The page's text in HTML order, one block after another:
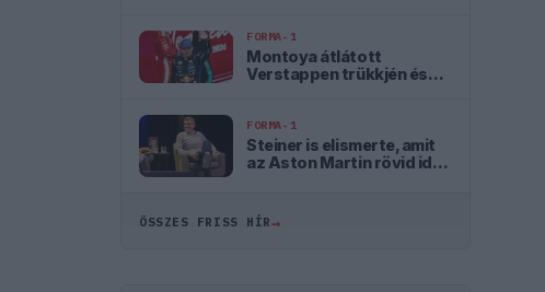
FORMA-1
Montoya átlátott
Verstappen trükkjén és
FORMA-1
Steiner is elismerte, amit
az Aston Martin rövid idő
ÖSSZES FRISS HÍR→